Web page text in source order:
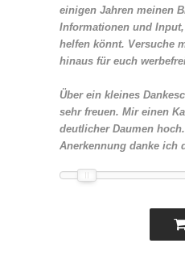
einigen Jahren meinen
Informationen und
helfen könnt. Versuche
hinaus für euch
Über ein kleines
sehr freuen. Mir einen
deutlicher Daumen
Anerkennung danke ich